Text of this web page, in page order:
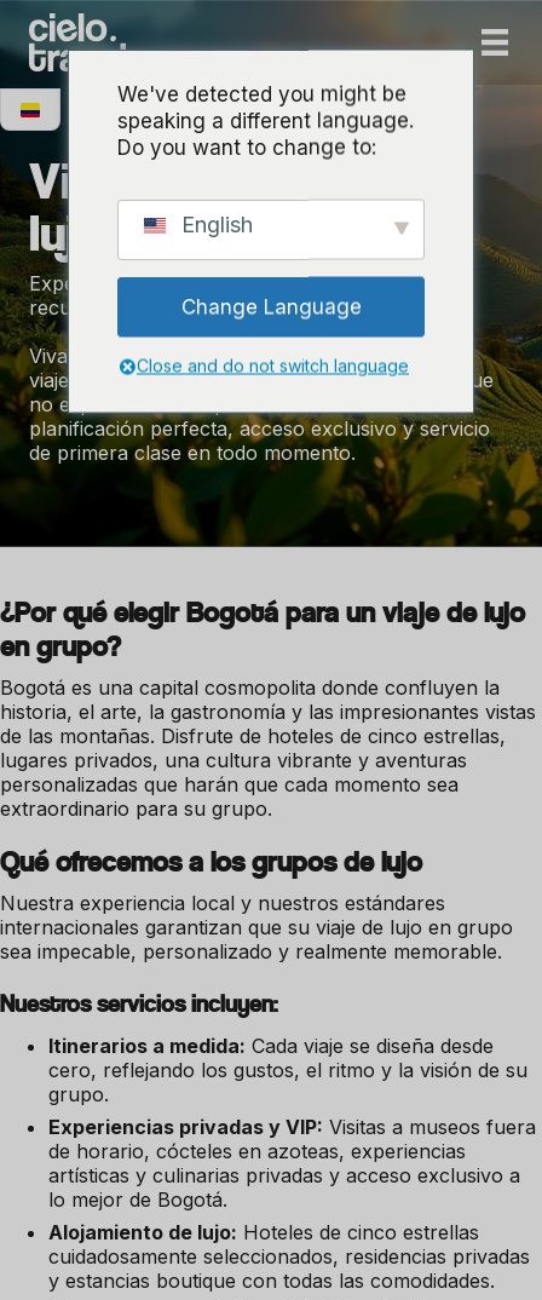
Viajes en grupo de
lujo - Bogotá
Experiencias excepcionales, servicio impecable,
recuerdos inolvidables
Viva Bogotá con estilo. En cielo.travel, creamos
viajes en grupo de lujo a medida para aquellos que
no esperan menos que lo extraordinario:
planificación perfecta, acceso exclusivo y servicio
de primera clase en todo momento.
¿Por qué elegir Bogotá para un viaje de lujo
en grupo?
Bogotá es una capital cosmopolita donde confluyen la
historia, el arte, la gastronomía y las impresionantes vistas
de las montañas. Disfrute de hoteles de cinco estrellas,
lugares privados, una cultura vibrante y aventuras
personalizadas que harán que cada momento sea
extraordinario para su grupo.
Qué ofrecemos a los grupos de lujo
Nuestra experiencia local y nuestros estándares
internacionales garantizan que su viaje de lujo en grupo
sea impecable, personalizado y realmente memorable.
Nuestros servicios incluyen:
Itinerarios a medida: Cada viaje se diseña desde
cero, reflejando los gustos, el ritmo y la visión de su
grupo.
Experiencias privadas y VIP: Visitas a museos fuera
de horario, cócteles en azoteas, experiencias
artísticas y culinarias privadas y acceso exclusivo a
lo mejor de Bogotá.
Alojamiento de lujo: Hoteles de cinco estrellas
cuidadosamente seleccionados, residencias privadas
y estancias boutique con todas las comodidades.
We've detected you might be
speaking a different language.
Do you want to change to:
English
Change Language
Close and do not switch language